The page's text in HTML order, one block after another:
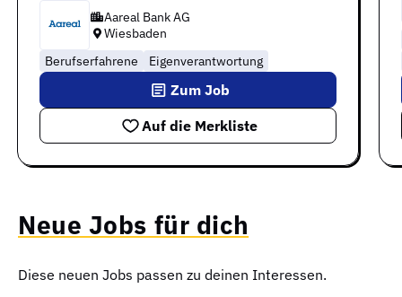
Aareal Bank AG
Wiesbaden
Berufserfahrene
Eigenverantwortung
Auf die Merkliste
Zum Job
Neue Jobs für dich
Diese neuen Jobs passen zu deinen Interessen.